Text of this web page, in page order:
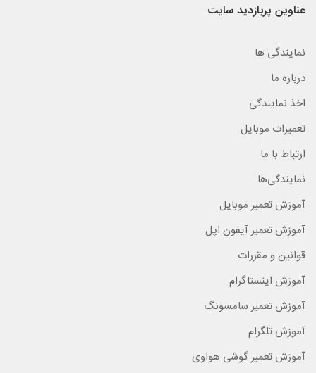
عناوین پربازدید سایت
نمایندگی ها
درباره ما
اخذ نمایندگی
تعمیرات موبایل
ارتباط با ما
نمایندگی‌ها
آموزش تعمیر موبایل
آموزش تعمیر آیفون اپل
قوانین و مقررات
آموزش اینستاگرام
آموزش تعمیر سامسونگ
آموزش تلگرام
آموزش تعمیر گوشی هواوی